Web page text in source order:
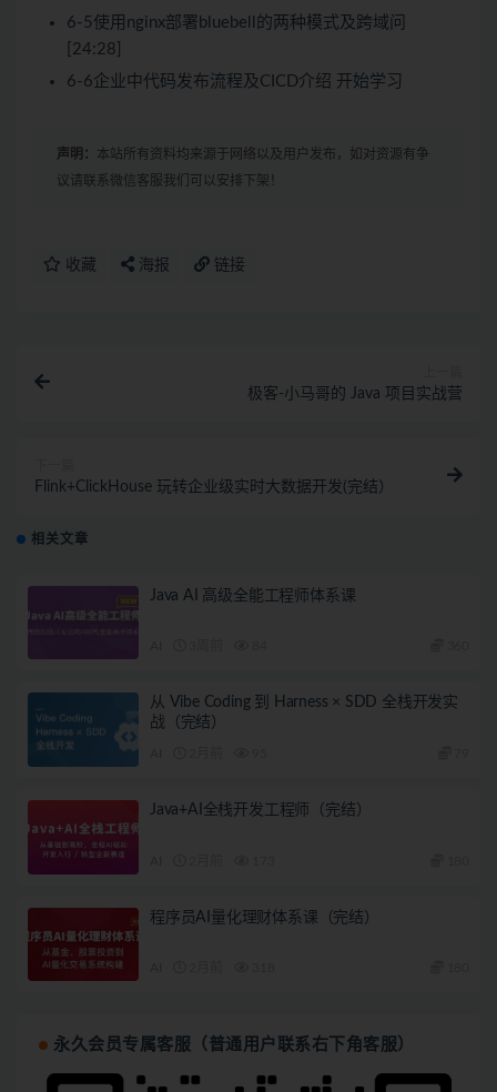
6-5使用nginx部署bluebell的两种模式及跨域问
[24:28]
6-6企业中代码发布流程及CICD介绍 开始学习
声明： 本站所有资料均来源于网络以及用户发布，如对资源有争
议请联系微信客服我们可以安排下架！
收藏 海报 链接
极客-小马哥的 Java 项目实战营
Flink+ClickHouse 玩转企业级实时大数据开发(完结）
相关文章
Java AI 高级全能工程师体系课
从 Vibe Coding 到 Harness × SDD 全栈开发实
战（完结）
Java+AI全栈开发工程师（完结）
程序员AI量化理财体系课（完结）
永久会员专属客服（普通用户联系右下角客服）